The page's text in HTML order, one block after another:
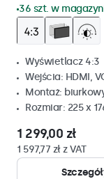
36 szt. w
Wyświetlacz 4:3
Wejścia: HDMI,
Montaż:
Rozmiar: 225 x
1 299,00 zł
1 597,77 zł z VAT